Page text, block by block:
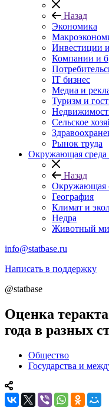
Назад
Экономика
Инвестиции
Компании и
IT бизнес
Медиа и
Туризм и
Сельское
Рынок труда
Окружающая среда
Назад
Окружающая
География
Климат и
Недра
Животный
info@statbase.ru
Написать в поддержку
@statbase
Оценка
года в разных
Общество
Государства и